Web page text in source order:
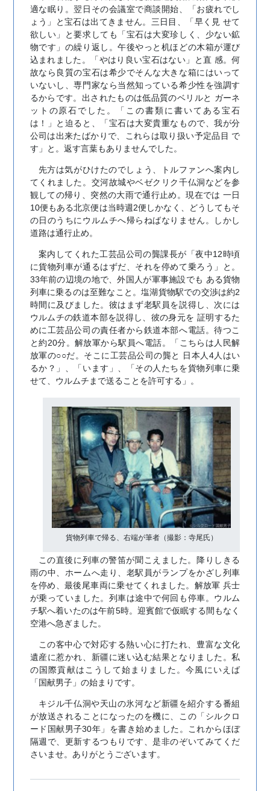
適な眠り。翌日その会議室で商談開始、「お疲れでし
ょう」と宝石は出てきません。三日目、「早く見 せて
欲しい」と要求しても「宝石は大変珍しく、少ない鉱
物です」の繰り返し。午後やっと机ほどの木箱が運び
込まれました。「やはり良い宝石はない」と直 感。何
故なら良質の宝石は希少でそんな大きな箱にはいって
いないし、専門家なら当然知っている希少性を強調す
るからです。出されたものは低品質のベリルと ガーネ
ットの原石でした。「この書類に書いてある宝石
は！」と迫ると、「宝石は大変貴重なもので、我が分
公司は出来たばかりで、これらは取り扱い予定品目 で
す」と。返す言葉もありませんでした。
先方は気がひけたのでしょう、トルファンへ案内し
てくれました。交河故城やベゼクリク千仏洞などを参
観しての帰り、突然の大雨で通行止め。現在では 一日
10便もある北京便は当時週2便しかなく、どうしてもそ
の日のうちにウルムチへ帰らねばなりません。しかし
道路は通行止め。
案内してくれた工芸品公司の龔課長が「夜中12時頃
に貨物列車が通るはずだ、それを停めて乗ろう」と。
33年前の辺境の地で、外国人が軍事施設でも ある貨物
列車に乗るのは至難なこと。塩湖貨物駅での交渉は約2
時間に及びました。彼はまず老駅員を説得し、次には
ウルムチの鉄道本部を説得し、彼の身元を 証明するた
めに工芸品公司の責任者から鉄道本部へ電話。待つこ
と約20分。解放軍から駅員へ電話。「こちらは人民解
放軍の○○だ。そこに工芸品公司の龔と 日本人4人はい
るか？」、「います」、「その人たちを貨物列車に乗
せて、ウルムチまで送ることを許可する」。
貨物列車で帰る、右端が筆者（撮影：寺尾氏）
この直後に列車の警笛が聞こえました。降りしきる
雨の中、ホームへ走り、老駅員がランプをかざし列車
を停め、最後尾車両に乗せてくれました。解放軍 兵士
が乗っていました。列車は途中で何回も停車。ウルム
チ駅へ着いたのは午前5時。迎賓館で仮眠する間もなく
空港へ急ぎました。
この客中心で対応する熱い心に打たれ、豊富な文化
遺産に惹かれ、新疆に迷い込む結果となりました。私
の国際貢献はこうして始まりました。今風にいえば
「国献男子」の始まりです。
キジル千仏洞や天山の氷河など新疆を紹介する番組
が放送されることになったのを機に、この「シルクロ
ード国献男子30年」を書き始めました。これからほぼ
隔週で、更新するつもりです、是非のぞいてみてくだ
さいませ。ありがとうございます。